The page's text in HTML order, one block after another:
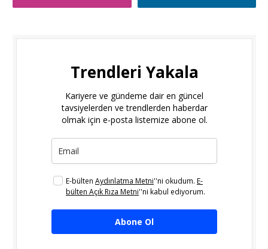
Trendleri Yakala
Kariyere ve gündeme dair en güncel
tavsiyelerden ve trendlerden haberdar
olmak için e-posta listemize abone ol.
E-bülten Aydınlatma Metni''ni okudum. E-
bülten Açık Rıza Metni''ni kabul ediyorum.
Abone Ol